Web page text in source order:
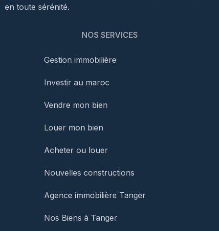
en toute sérénité.
NOS SERVICES
Gestion immobilière
Investir au maroc
Vendre mon bien
Louer mon bien
Acheter ou louer
Nouvelles constructions
Agence immobilière Tanger
Nos Biens à Tanger